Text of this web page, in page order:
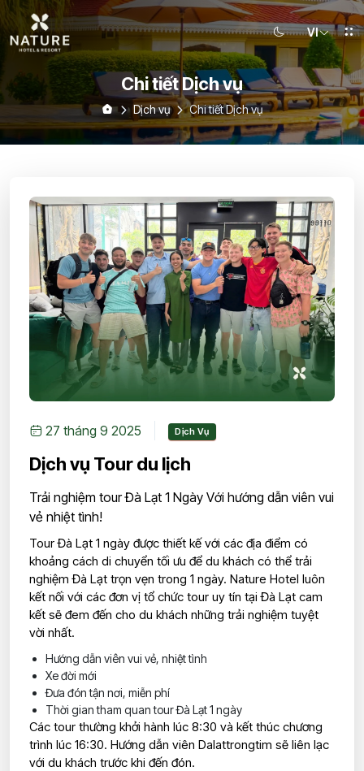
VI
Chi tiết Dịch vụ
Dịch vụ Chi tiết Dịch vụ
27 tháng 9 2025 Dịch Vụ
Dịch vụ Tour du lịch
Trải nghiệm tour Đà Lạt 1 Ngày Với hướng dẫn viên vui
vẻ nhiệt tình!
Tour Đà Lạt 1 ngày được thiết kế với các địa điểm có
khoảng cách di chuyển tối ưu để du khách có thể trải
nghiệm Đà Lạt trọn vẹn trong 1 ngày. Nature Hotel luôn
kết nối với các đơn vị tổ chức tour uy tín tại Đà Lạt cam
kết sẽ đem đến cho du khách những trải nghiệm tuyệt
vời nhất.
Hướng dẫn viên vui vẻ, nhiệt tình
Xe đời mới
Đưa đón tận nơi, miễn phí
Thời gian tham quan tour Đà Lạt 1 ngày
Các tour thường khởi hành lúc 8:30 và kết thúc chương
trình lúc 16:30. Hướng dẫn viên Dalattrongtim sẽ liên lạc
với du khách trước khi đến đón.